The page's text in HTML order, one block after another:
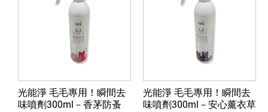
光能淨 毛毛專用！瞬間去
味噴劑300ml－香茅防蚤
光能淨 毛毛專用！瞬間去
味噴劑300ml－安心薰衣草